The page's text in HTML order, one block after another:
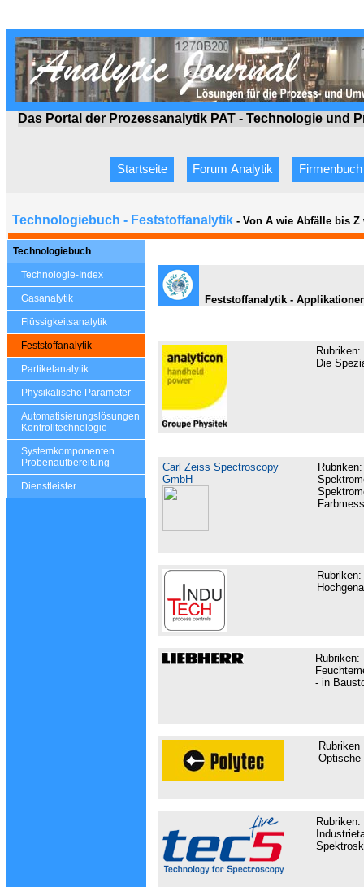
Das Portal der Prozessanalytik PAT - Technologie und
Startseite Forum Analytik Firmenbuch
Technologiebuch - Feststoffanalytik - Von A wie Abfälle bis Z
Technologiebuch
Technologie-Index
Gasanalytik
Flüssigkeitsanalytik
Feststoffanalytik
Partikelanalytik
Physikalische Parameter
Automatisierungslösungen
Kontrolltechnologie
Systemkomponenten
Probenaufbereitung
Dienstleister
Feststoffanalytik -
Rubriken:
Die
Carl Zeiss Spectroscopy
GmbH
Rubriken:
Rubriken:
- in
Optische
Rubriken: